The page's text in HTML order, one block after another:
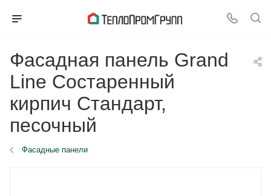
Фасадная панель Grand
Line Состаренный
кирпич Стандарт,
песочный
Фасадные панели